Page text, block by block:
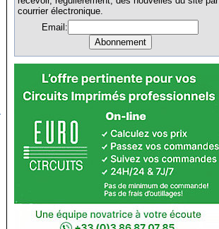
courrier électronique.
Email: